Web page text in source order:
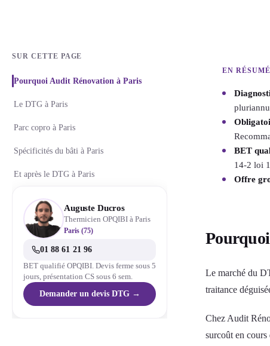
SUR CETTE PAGE
Pourquoi Audit Rénovation à Paris
Le DTG à Paris
Parc copro à Paris
Spécificités du bâti à Paris
Et après le DTG à Paris
Auguste Ducros
Thermicien OPQIBI à Paris
Paris (75)
01 88 61 21 96
BET qualifié OPQIBI. Devis ferme sous 5
jours, présentation CS sous 6 sem.
Demander un devis DTG →
EN RÉSUMÉ
BET
14-2 loi
Offre
Le marché du
traitance
Chez Audit
surcoût en cours